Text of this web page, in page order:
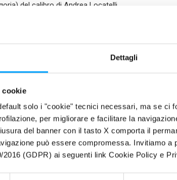
Dettagli
cookie
solo i "cookie" tecnici necessari, ma se ci
per migliorare e facilitare la
del banner con il tasto X comporta il
può essere compromessa. Invitiamo
2016 (GDPR) ai seguenti link Cookie Policy e
del calibro di Andrea Locatelli.